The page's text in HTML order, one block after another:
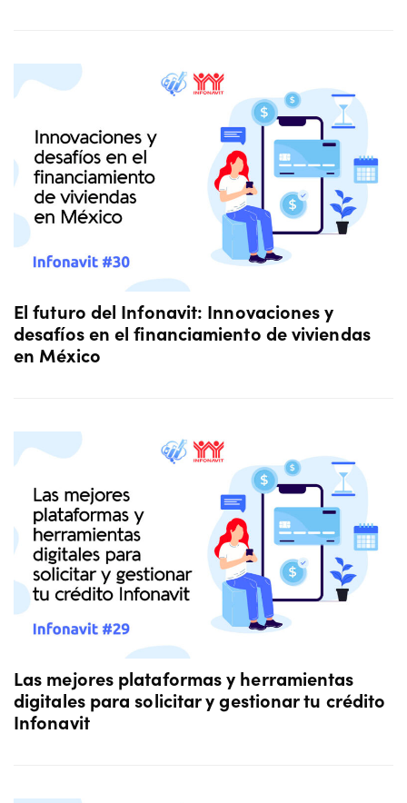
El futuro del Infonavit: Innovaciones y
desafíos en el financiamiento de viviendas
en México
Las mejores plataformas y herramientas
digitales para solicitar y gestionar tu crédito
Infonavit